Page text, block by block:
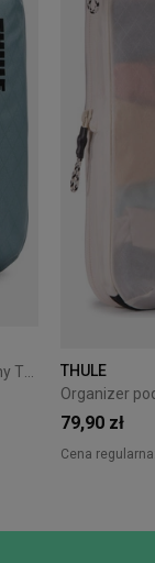
THULE
79,90 zł
Cena regularna: